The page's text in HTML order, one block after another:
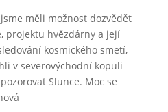
měli možnost dozvědět
projektu hvězdárny a její
kosmického smetí,
v severovýchodní kopuli
Slunce. Moc se